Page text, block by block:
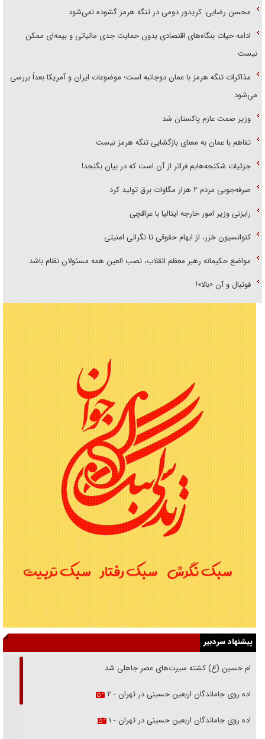
محسن رضایی: کریدور دومی در تنگه هرمز گشوده نمی‌شود
ادامه حیات بنگاه‌های اقتصادی بدون حمایت جدی مالیاتی و بیمه‌ای ممکن
نیست
مذاکرات تنگه هرمز با عمان دوجانبه است؛ موضوعات ایران و آمریکا بعداً بررسی
می‌شود
وزیر صمت عازم پاکستان شد
تفاهم با عمان به معنای بازگشایی تنگه هرمز نیست
جزئیات شکنجه‌هایم فراتر از آن است که در بیان بگنجد!
صرفه‌جویی مردم ۲ هزار مگاوات برق تولید کرد
رایزنی وزیر امور خارجه ایتالیا با عراقچی
کنوانسیون خزر، از ابهام حقوقی تا نگرانی امنیتی
مواضع حکیمانه رهبر معظم انقلاب، نصب العین همه مسئولان نظام باشد
فوتبال و آن «بالا»!
پیشنهاد سردبیر
امام حسین (ع) کشته سیرت‌های عصر جاهلی شد
پیاده روی جاماندگان اربعین حسینی در تهران - ۲
پیاده روی جاماندگان اربعین حسینی در تهران - ۱